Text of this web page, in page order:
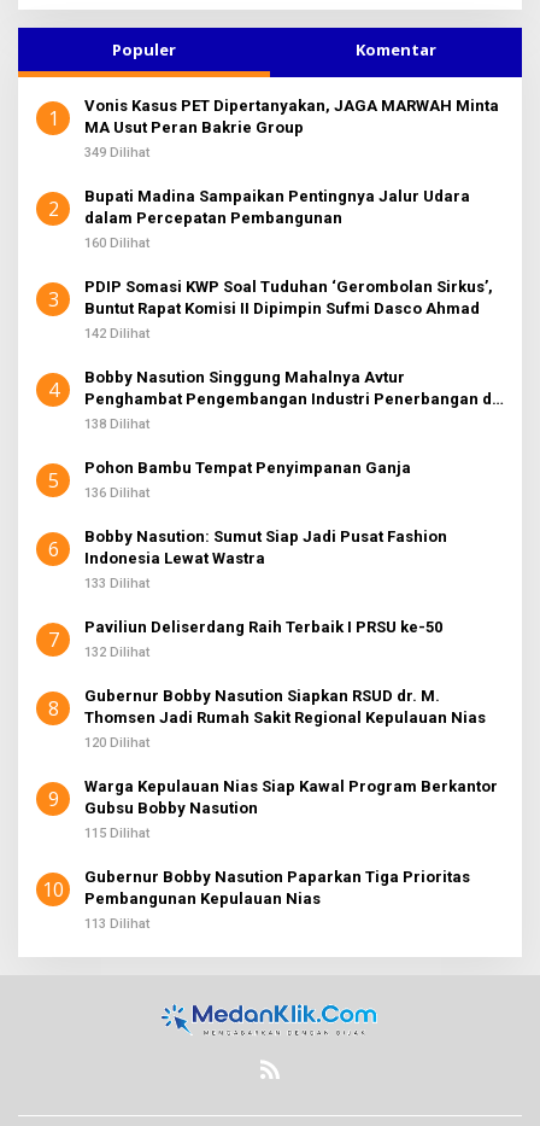
i
n
u
k
Populer Komentar
1
Vonis Kasus PET Dipertanyakan, JAGA MARWAH Minta
MA Usut Peran Bakrie Group
349 Dilihat
2
Bupati Madina Sampaikan Pentingnya Jalur Udara
dalam Percepatan Pembangunan
160 Dilihat
3
PDIP Somasi KWP Soal Tuduhan ‘Gerombolan Sirkus’,
Buntut Rapat Komisi II Dipimpin Sufmi Dasco Ahmad
142 Dilihat
4
Bobby Nasution Singgung Mahalnya Avtur
Penghambat Pengembangan Industri Penerbangan di
Sumut
138 Dilihat
5 Pohon Bambu Tempat Penyimpanan Ganja
136 Dilihat
6
Bobby Nasution: Sumut Siap Jadi Pusat Fashion
Indonesia Lewat Wastra
133 Dilihat
7 Paviliun Deliserdang Raih Terbaik I PRSU ke-50
132 Dilihat
8
Gubernur Bobby Nasution Siapkan RSUD dr. M.
Thomsen Jadi Rumah Sakit Regional Kepulauan Nias
120 Dilihat
9
Warga Kepulauan Nias Siap Kawal Program Berkantor
Gubsu Bobby Nasution
115 Dilihat
10
Gubernur Bobby Nasution Paparkan Tiga Prioritas
Pembangunan Kepulauan Nias
113 Dilihat